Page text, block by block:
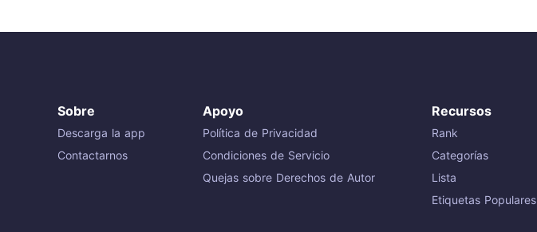
Sobre
Descarga la app
Contactarnos
Apoyo
Política de Privacidad
Condiciones de Servicio
Quejas sobre Derechos de Autor
Recursos
Rank
Categorías
Lista
Etiquetas Populares